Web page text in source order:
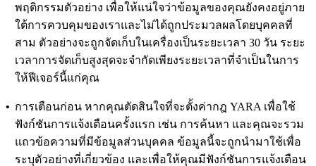
พฤติกรรมตัวอย่าง เพื่อให้แน่ใจว่าข้อมูลของคุณยังคงอยู่ภาย
ใต้การควบคุมของเราและไม่ได้ถูกประมวลผลโดยบุคคลที่
สาม ตัวอย่างจะถูกจัดเก็บในเครื่องเป็นระยะเวลา 30 วัน ระยะ
เวลาการจัดเก็บสูงสุดจะจํากัดเพียงระยะเวลาที่จําเป็นในการ
ให้ฟีเจอร์นี้แก่คุณ
• การเตือนก่อน หากคุณตัดสินใจที่จะตั้งค่ากฎ YARA เพื่อใช้
ฟังก์ชันการแจ้งเตือนครั้งแรก เช่น การค้นหา และคุณจะรวม
แถวข้อความที่มีข้อมูลส่วนบุคคล ข้อมูลนี้จะถูกนํามาใช้เพื่อ
ระบุตัวอย่างที่เกี่ยวข้อง และเพื่อให้คุณมีฟังก์ชันการแจ้งเตือน